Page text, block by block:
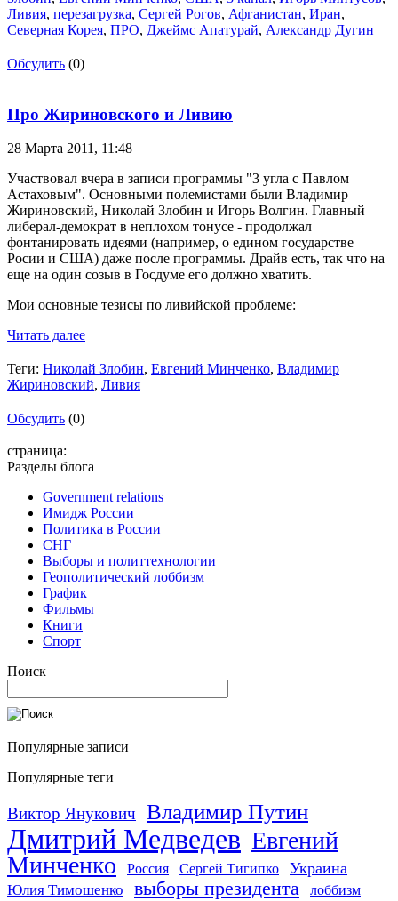
Ливия, перезагрузка, Сергей Рогов, Афганистан, Иран,
Северная Корея, ПРО, Джеймс Апатурай, Александр Дугин
Обсудить (0)
Про Жириновского и Ливию
28 Марта 2011, 11:48
Участвовал вчера в записи программы "3 угла с Павлом
Астаховым". Основными полемистами были Владимир
Жириновский, Николай Злобин и Игорь Волгин. Главный
либерал-демократ в неплохом тонусе - продолжал
фонтанировать идеями (например, о едином государстве
Росии и США) даже после программы. Драйв есть, так что на
еще на один созыв в Госдуме его должно хватить.
Мои основные тезисы по ливийской проблеме:
Читать далее
Теги: Николай Злобин, Евгений Минченко, Владимир
Жириновский, Ливия
Обсудить (0)
страница:
Разделы блога
Government relations
Имидж России
Политика в России
СНГ
Выборы и политтехнологии
Геополитический лоббизм
График
Фильмы
Книги
Спорт
Поиск
Популярные записи
Популярные теги
Виктор Янукович Владимир Путин
Дмитрий Медведев Евгений
Минченко
Россия Сергей Тигипко Украина
Юлия Тимошенко выборы президента лоббизм